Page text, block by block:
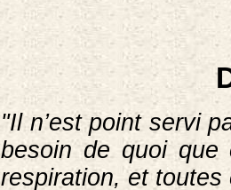
"Il n’est point servi
besoin de quoi
respiration, et